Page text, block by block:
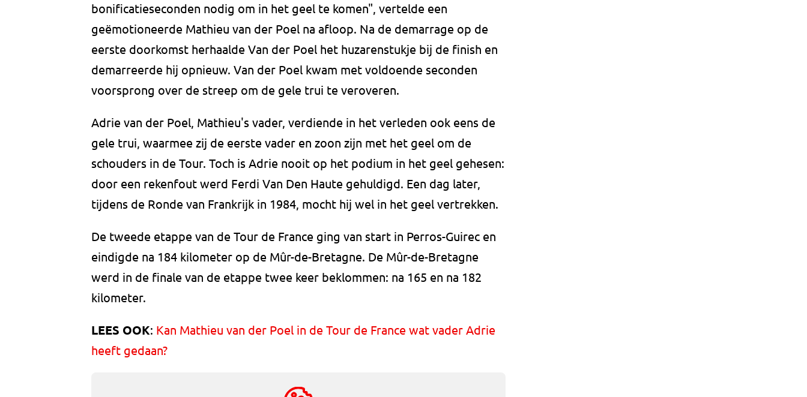
bonificatieseconden nodig om in het geel te komen", vertelde een
geëmotioneerde Mathieu van der Poel na afloop. Na de demarrage op de
eerste doorkomst herhaalde Van der Poel het huzarenstukje bij de finish en
demarreerde hij opnieuw. Van der Poel kwam met voldoende seconden
voorsprong over de streep om de gele trui te veroveren.
Adrie van der Poel, Mathieu's vader, verdiende in het verleden ook eens de
gele trui, waarmee zij de eerste vader en zoon zijn met het geel om de
schouders in de Tour. Toch is Adrie nooit op het podium in het geel gehesen:
door een rekenfout werd Ferdi Van Den Haute gehuldigd. Een dag later,
tijdens de Ronde van Frankrijk in 1984, mocht hij wel in het geel vertrekken.
De tweede etappe van de Tour de France ging van start in Perros-Guirec en
eindigde na 184 kilometer op de Mûr-de-Bretagne. De Mûr-de-Bretagne
werd in de finale van de etappe twee keer beklommen: na 165 en na 182
kilometer.
LEES OOK: Kan Mathieu van der Poel in de Tour de France wat vader Adrie
heeft gedaan?